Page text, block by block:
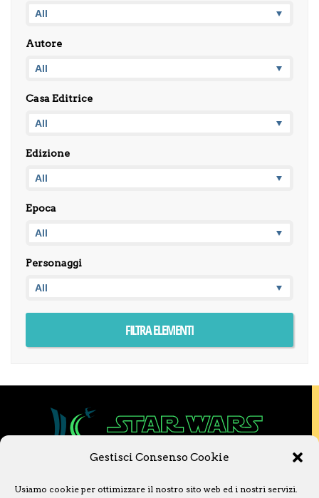
Gestisci Consenso Cookie
Usiamo cookie per ottimizzare il nostro sito web ed i nostri servizi.
Autore
Casa Editrice
Edizione
Epoca
Personaggi
Questo sito non è collegato a Lucasfilm LTD o